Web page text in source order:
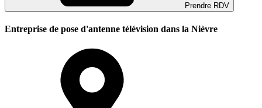
Prendre RDV
Entreprise de pose d'antenne télévision dans la Nièvre